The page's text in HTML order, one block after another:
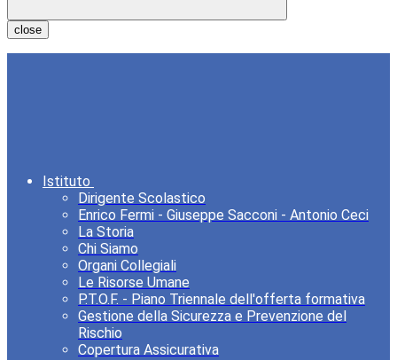
close
Istituto
Dirigente Scolastico
Enrico Fermi - Giuseppe Sacconi - Antonio Ceci
La Storia
Chi Siamo
Organi Collegiali
Le Risorse Umane
P.T.O.F. - Piano Triennale dell'offerta formativa
Gestione della Sicurezza e Prevenzione del
Rischio
Copertura Assicurativa